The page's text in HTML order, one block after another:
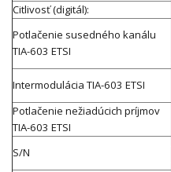
Citlivosť (digitál):
Potlačenie susedného kanálu
TIA-603 ETSI
Intermodulácia TIA-603 ETSI
Potlačenie nežiadúcich príjmov
TIA-603 ETSI
S/N